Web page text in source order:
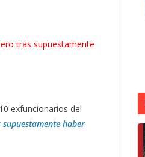
tras supuestamente
exfuncionarios del
supuestamente haber